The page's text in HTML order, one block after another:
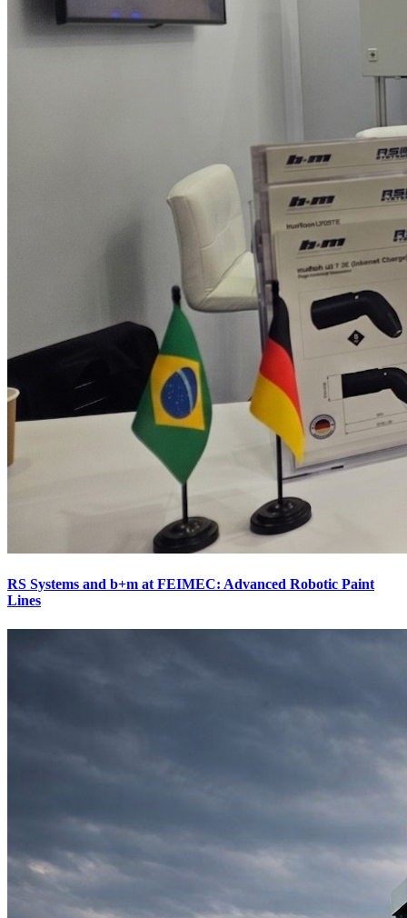
RS Systems and b+m at FEIMEC: Advanced Robotic Paint
Lines